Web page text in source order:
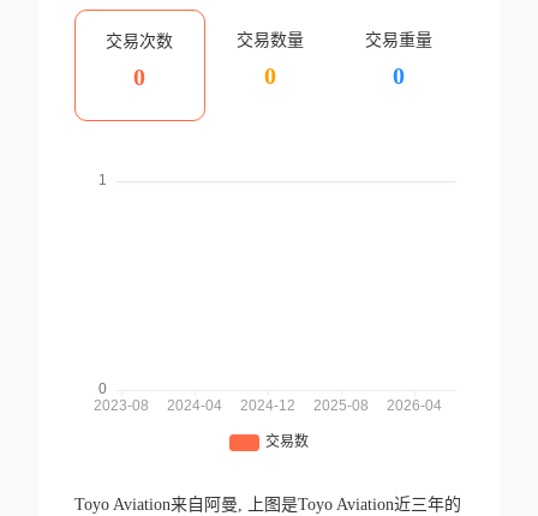
交易次数
0
交易数量
0
交易重量
0
Toyo Aviation来自阿曼,
上图是Toyo Aviation近三年的